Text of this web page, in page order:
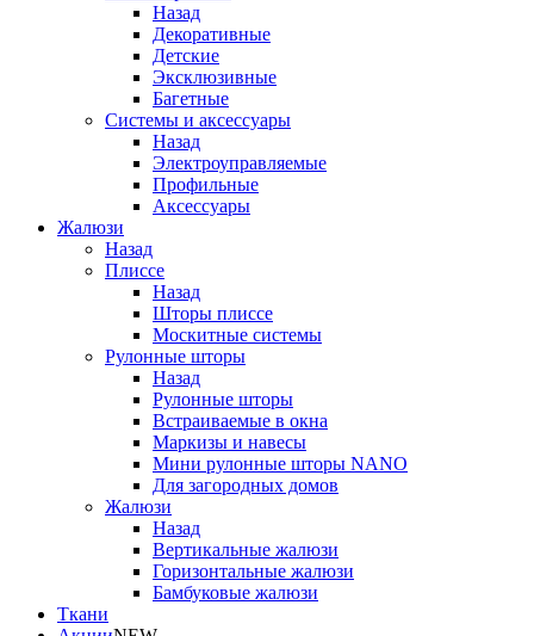
Назад
Декоративные
Детские
Эксклюзивные
Багетные
Системы и аксессуары
Назад
Электроуправляемые
Профильные
Аксессуары
Жалюзи
Назад
Плиссе
Назад
Шторы плиссе
Москитные системы
Рулонные шторы
Назад
Рулонные шторы
Встраиваемые в окна
Маркизы и навесы
Мини рулонные шторы NANO
Для загородных домов
Жалюзи
Назад
Вертикальные жалюзи
Горизонтальные жалюзи
Бамбуковые жалюзи
Ткани